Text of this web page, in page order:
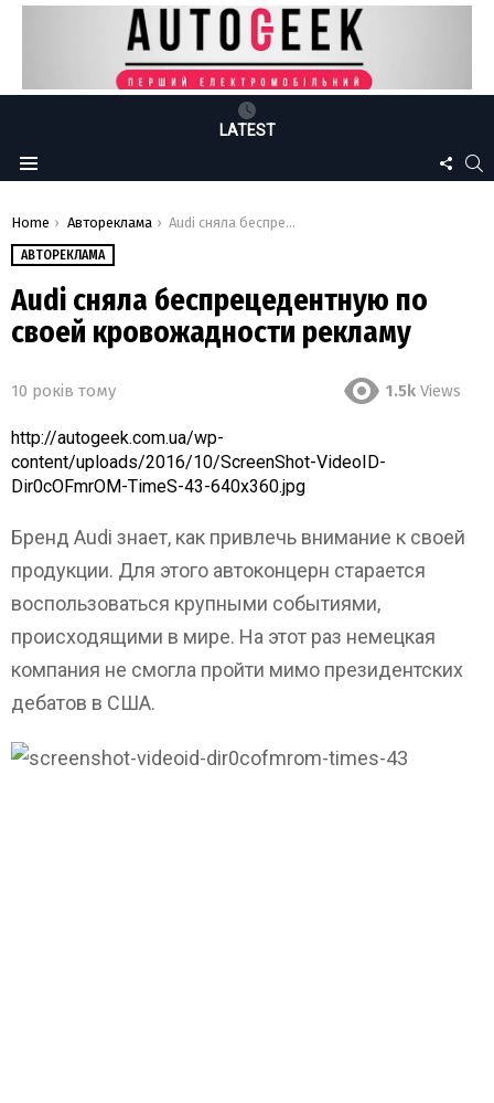
LATEST
Menu
US
You are here:
Home Автореклама Audi сняла беспрецедентную по своей кровожадности рекламу
АВТОРЕКЛАМА
Audi сняла беспрецедентную по
своей кровожадности рекламу
10 років тому 1.5k Views
http://autogeek.com.ua/wp-
content/uploads/2016/10/ScreenShot-VideoID-
Dir0cOFmrOM-TimeS-43-640x360.jpg
Бренд Audi знает, как привлечь внимание к своей
продукции. Для этого автоконцерн старается
воспользоваться крупными событиями,
происходящими в мире. На этот раз немецкая
компания не смогла пройти мимо президентских
дебатов в США.